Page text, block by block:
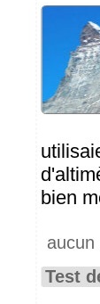
bien
Test